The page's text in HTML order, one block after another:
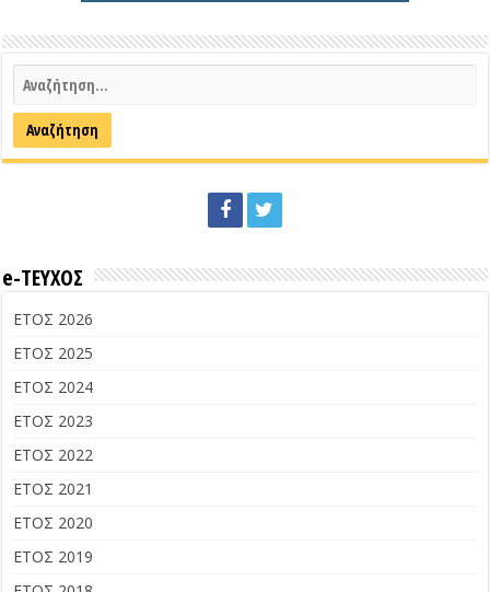
e-ΤΕΥΧΟΣ
ΕΤΟΣ 2026
ΕΤΟΣ 2025
ΕΤΟΣ 2024
ΕΤΟΣ 2023
ΕΤΟΣ 2022
ΕΤΟΣ 2021
ΕΤΟΣ 2020
ΕΤΟΣ 2019